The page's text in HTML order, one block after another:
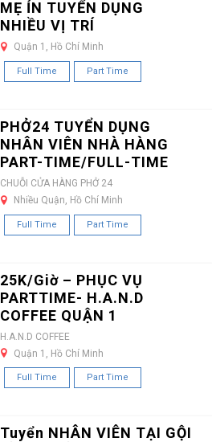
MẸ ỈN TUYỂN DỤNG
NHIỀU VỊ TRÍ
Quận 1, Hồ Chí Minh
Full Time Part Time
PHỞ24 TUYỂN DỤNG
NHÂN VIÊN NHÀ HÀNG
PART-TIME/FULL-TIME
CHUỖI CỬA HÀNG PHỞ 24
Nhiều Quận, Hồ Chí Minh
Full Time Part Time
25K/Giờ – PHỤC VỤ
PARTTIME- H.A.N.D
COFFEE QUẬN 1
H.A.N.D COFFEE
Quận 1, Hồ Chí Minh
Full Time Part Time
Tuyển NHÂN VIÊN TẠI GỘI